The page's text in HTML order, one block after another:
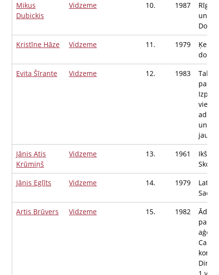
Mikus
Dubickis
Vidzeme 10. 1987
Rīgas
Kristīne Hāze
Vidzeme 11. 1979
Evita Šīrante
Vidzeme 12. 1983
Talsu
un
Jānis Atis
Krūmiņš
Vidzeme 13. 1961
Jānis Eglīts
Vidzeme 14. 1979
Artis Brūvers
Vidzeme 15. 1982